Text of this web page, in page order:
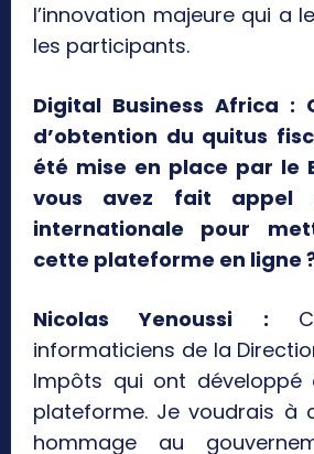
l’innovation majeure qui a
les participants.
Digital Business Africa :
d’obtention du quitus
été mise en place par le
vous avez fait appel
internationale pour
cette plateforme en ligne
Nicolas Yenoussi :
informaticiens de la
Impôts qui ont développé
plateforme. Je voudrais à
hommage au